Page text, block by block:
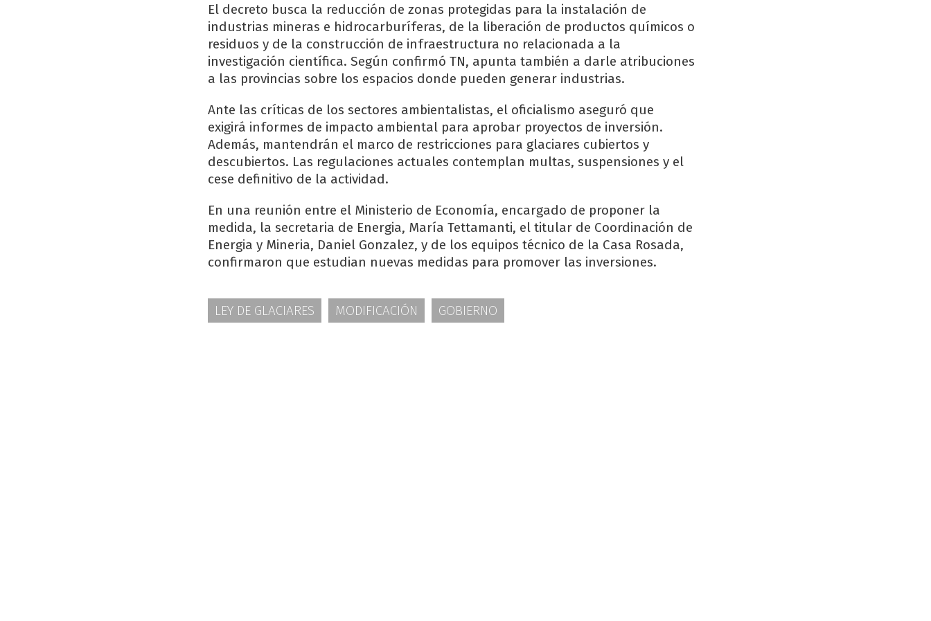
El decreto busca la reducción de zonas protegidas para la instalación de
industrias mineras e hidrocarburíferas, de la liberación de productos químicos o
residuos y de la construcción de infraestructura no relacionada a la
investigación científica. Según confirmó TN, apunta también a darle atribuciones
a las provincias sobre los espacios donde pueden generar industrias.
Ante las críticas de los sectores ambientalistas, el oficialismo aseguró que
exigirá informes de impacto ambiental para aprobar proyectos de inversión.
Además, mantendrán el marco de restricciones para glaciares cubiertos y
descubiertos. Las regulaciones actuales contemplan multas, suspensiones y el
cese definitivo de la actividad.
En una reunión entre el Ministerio de Economía, encargado de proponer la
medida, la secretaria de Energia, María Tettamanti, el titular de Coordinación de
Energia y Mineria, Daniel Gonzalez, y de los equipos técnico de la Casa Rosada,
confirmaron que estudian nuevas medidas para promover las inversiones.
LEY DE GLACIARES MODIFICACIÓN GOBIERNO